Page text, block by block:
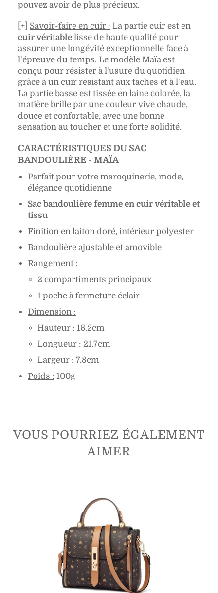
pouvez avoir de plus précieux.
[+] Savoir-faire en cuir : La partie cuir est en
cuir véritable lisse de haute qualité pour
assurer une longévité exceptionnelle face à
l'épreuve du temps. Le modèle Maïa est
conçu pour résister à l'usure du quotidien
grâce à un cuir résistant aux taches et à l'eau.
La partie basse est tissée en laine colorée, la
matière brille par une couleur vive chaude,
douce et confortable, avec une bonne
sensation au toucher et une forte solidité.
CARACTÉRISTIQUES DU SAC
BANDOULIÈRE - MAÏA
Parfait pour votre maroquinerie, mode,
élégance quotidienne
Sac bandoulière femme en cuir véritable et
tissu
Finition en laiton doré, intérieur polyester
Bandoulière ajustable et amovible
Rangement :
2 compartiments principaux
1 poche à fermeture éclair
Dimension :
Hauteur : 16.2cm
Longueur : 21.7cm
Largeur : 7.8cm
Poids : 100g
VOUS POURRIEZ ÉGALEMENT
AIMER